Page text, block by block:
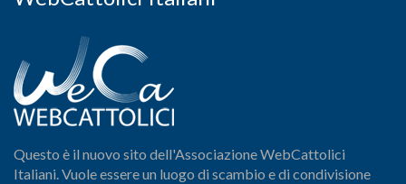
Questo è il nuovo sito dell'Associazione WebCattolici
Italiani. Vuole essere un luogo di scambio e di condivisione